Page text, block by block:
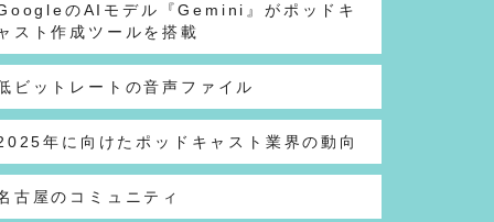
のAIモデル『Gemini』がポッドキ
スト作成ツールを搭載
ビットレートの音声ファイル
年に向けたポッドキャスト業界の動向
古屋のコミュニティ